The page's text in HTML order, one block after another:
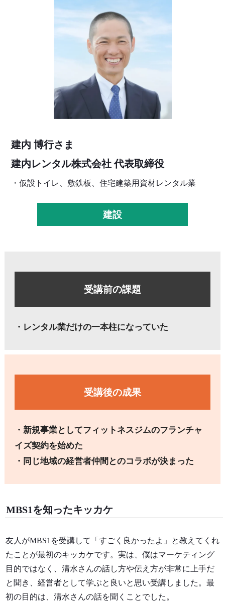
建内 博行さま
建内レンタル株式会社 代表取締役
・仮設トイレ、敷鉄板、住宅建築用資材レンタル業
建設
受講前の課題
・レンタル業だけの一本柱になっていた
受講後の成果
・新規事業としてフィットネスジムのフランチャ
イズ契約を始めた
・同じ地域の経営者仲間とのコラボが決まった
MBS1を知ったキッカケ
友人がMBS1を受講して「すごく良かったよ」と教えてくれ
たことが最初のキッカケです。実は、僕はマーケティング
目的ではなく、清水さんの話し方や伝え方が非常に上手だ
と聞き、経営者として学ぶと良いと思い受講しました。最
初の目的は、清水さんの話を聞くことでした。